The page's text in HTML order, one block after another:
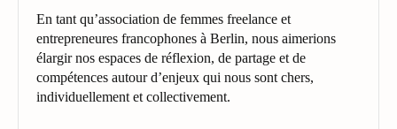
En tant qu’association de femmes freelance et
entrepreneures francophones à Berlin, nous aimerions
élargir nos espaces de réflexion, de partage et de
compétences autour d’enjeux qui nous sont chers,
individuellement et collectivement.